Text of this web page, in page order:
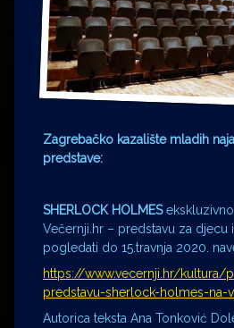
Miroslav Šantek
Zagrebačko kazalište mladih
predstave:
SHERLOCK HOLMES
Večernji.hr – predstavu za djecu
pogledati do 15.travnja 2020.
https://www.vecernji.hr/kultura/
predstavu-sherlock-holmes-na-
Autorica teksta Ana Tonković